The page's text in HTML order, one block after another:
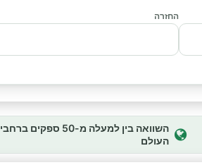
החזרה
השוואה בין למעלה מ-50 ספקים ברחבי
העולם